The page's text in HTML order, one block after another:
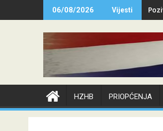
to
06/08/2026 Vijesti
HZHB PRIOPĆENJA